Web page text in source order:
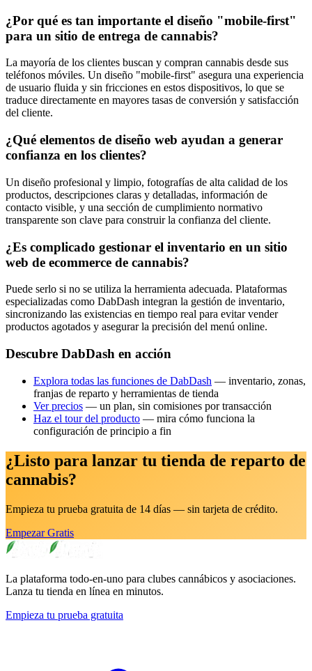
¿Por qué es tan importante el diseño "mobile-first"
para un sitio de entrega de cannabis?
La mayoría de los clientes buscan y compran cannabis desde sus
teléfonos móviles. Un diseño "mobile-first" asegura una experiencia
de usuario fluida y sin fricciones en estos dispositivos, lo que se
traduce directamente en mayores tasas de conversión y satisfacción
del cliente.
¿Qué elementos de diseño web ayudan a generar
confianza en los clientes?
Un diseño profesional y limpio, fotografías de alta calidad de los
productos, descripciones claras y detalladas, información de
contacto visible, y una sección de cumplimiento normativo
transparente son clave para construir la confianza del cliente.
¿Es complicado gestionar el inventario en un sitio
web de ecommerce de cannabis?
Puede serlo si no se utiliza la herramienta adecuada. Plataformas
especializadas como DabDash integran la gestión de inventario,
sincronizando las existencias en tiempo real para evitar vender
productos agotados y asegurar la precisión del menú online.
Descubre DabDash en acción
Explora todas las funciones de DabDash — inventario, zonas,
franjas de reparto y herramientas de tienda
Ver precios — un plan, sin comisiones por transacción
Haz el tour del producto — mira cómo funciona la
configuración de principio a fin
¿Listo para lanzar tu tienda de reparto de
cannabis?
Empieza tu prueba gratuita de 14 días — sin tarjeta de crédito.
Empezar Gratis
La plataforma todo-en-uno para clubes cannábicos y asociaciones.
Lanza tu tienda en línea en minutos.
Empieza tu prueba gratuita